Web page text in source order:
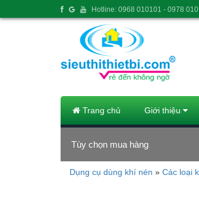
Trang chủ Giới thiệu
Tùy chọn mua hàng
Dụng cụ dùng khí nén » Các loại
Hotline: 0968 010101 - 0978